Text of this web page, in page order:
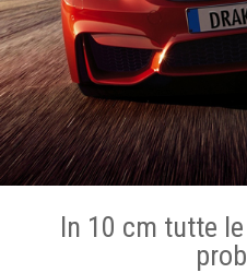
In 10 cm tutte